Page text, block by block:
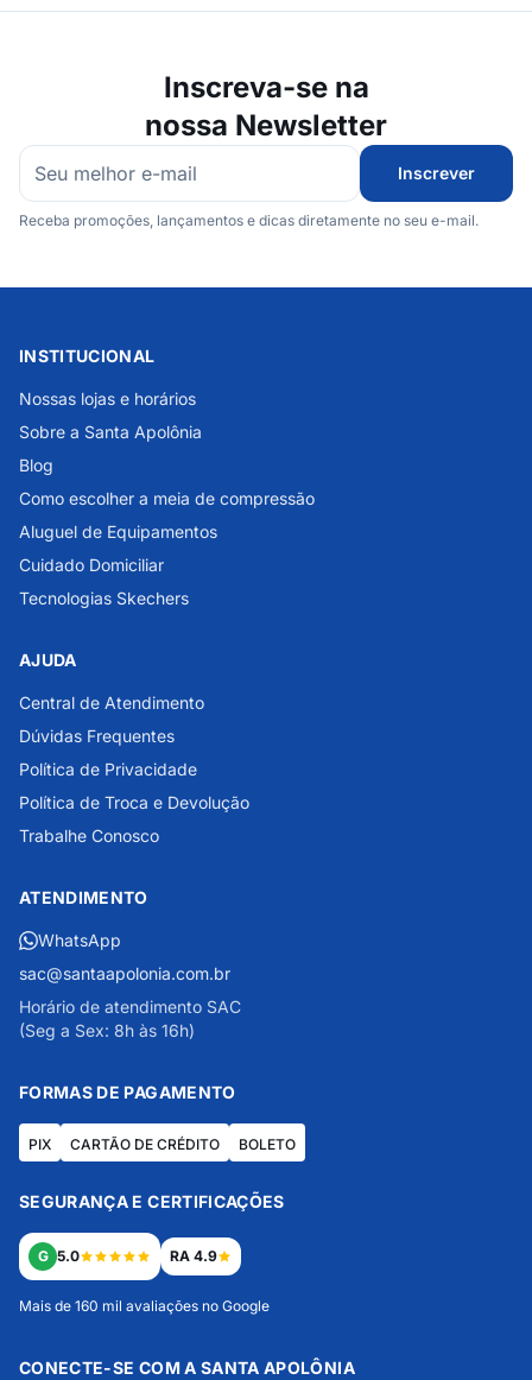
Inscreva-se na
nossa Newsletter
Inscrever
Receba promoções, lançamentos e dicas diretamente no seu e-mail.
INSTITUCIONAL
Nossas lojas e horários
Sobre a Santa Apolônia
Blog
Como escolher a meia de compressão
Aluguel de Equipamentos
Cuidado Domiciliar
Tecnologias Skechers
AJUDA
Central de Atendimento
Dúvidas Frequentes
Política de Privacidade
Política de Troca e Devolução
Trabalhe Conosco
ATENDIMENTO
WhatsApp
sac@santaapolonia.com.br
Horário de atendimento SAC
(Seg a Sex: 8h às 16h)
FORMAS DE PAGAMENTO
PIX CARTÃO DE CRÉDITO BOLETO
SEGURANÇA E CERTIFICAÇÕES
G 5.0 RA 4.9
Mais de 160 mil avaliações no Google
CONECTE-SE COM A SANTA APOLÔNIA